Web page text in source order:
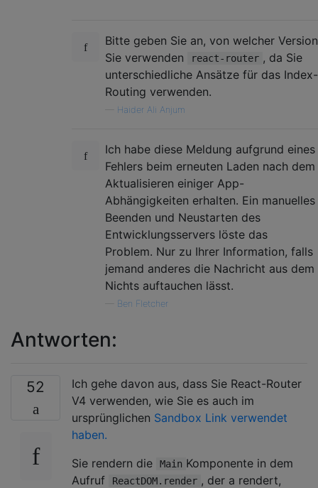
Bitte geben Sie an, von welcher Version
Sie verwenden
react-router , da Sie
unterschiedliche Ansätze für das Index-
Routing verwenden.
Haider Ali Anjum
Ich habe diese Meldung aufgrund eines
Fehlers beim erneuten Laden nach dem
Aktualisieren einiger App-
Abhängigkeiten erhalten. Ein manuelles
Beenden und Neustarten des
Entwicklungsservers löste das
Problem. Nur zu Ihrer Information, falls
jemand anderes die Nachricht aus dem
Nichts auftauchen lässt.
Ben Fletcher
Antworten:
52
Ich gehe davon aus, dass Sie React-Router
V4 verwenden, wie Sie es auch im
ursprünglichen Sandbox Link verwendet
haben.
Sie rendern die
Main Komponente in dem
Aufruf
ReactDOM.render , der a rendert,